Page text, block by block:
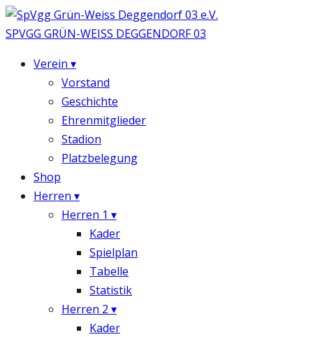
SPVGG GRÜN-WEISS DEGGENDORF 03
Verein ▾
Vorstand
Geschichte
Ehrenmitglieder
Stadion
Platzbelegung
Shop
Herren ▾
Herren 1 ▾
Kader
Spielplan
Tabelle
Statistik
Herren 2 ▾
Kader